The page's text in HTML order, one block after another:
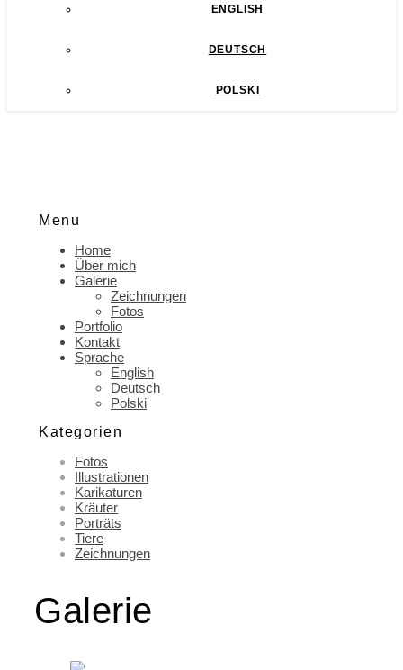
ENGLISH
DEUTSCH
POLSKI
Menu
Home
Über mich
Galerie
Zeichnungen
Fotos
Portfolio
Kontakt
Sprache
English
Deutsch
Polski
Kategorien
Fotos
Illustrationen
Karikaturen
Kräuter
Porträts
Tiere
Zeichnungen
Galerie